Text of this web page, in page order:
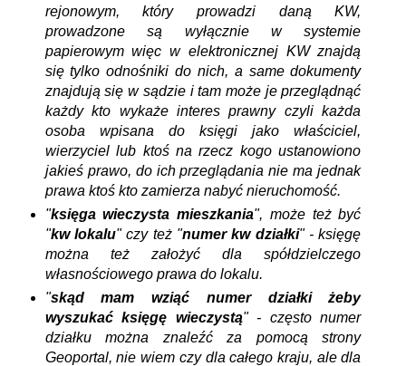
rejonowym, który prowadzi daną KW,
prowadzone są wyłącznie w systemie
papierowym więc w elektronicznej KW znajdą
się tylko odnośniki do nich, a same dokumenty
znajdują się w sądzie i tam może je przeglądnąć
każdy kto wykaże interes prawny czyli każda
osoba wpisana do księgi jako właściciel,
wierzyciel lub ktoś na rzecz kogo ustanowiono
jakieś prawo, do ich przeglądania nie ma jednak
prawa ktoś kto zamierza nabyć nieruchomość.
"księga wieczysta mieszkania", może też być
"kw lokalu" czy też "numer kw działki" - księgę
można też założyć dla spółdzielczego
własnościowego prawa do lokalu.
"skąd mam wziąć numer działki żeby
wyszukać księgę wieczystą" - często numer
działku można znaleźć za pomocą strony
Geoportal, nie wiem czy dla całego kraju, ale dla